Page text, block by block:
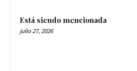
Está siendo mencionada
julio 27, 2026